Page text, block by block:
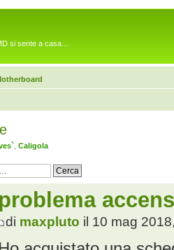
si sente a casa...
Caligola
problema
di maxpluto il 10 mag